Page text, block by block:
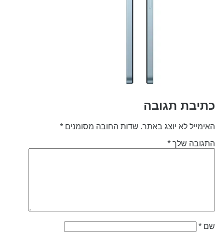
תגובה
לא יוצג באתר. שדות החובה מסומנים*
שלך*
*